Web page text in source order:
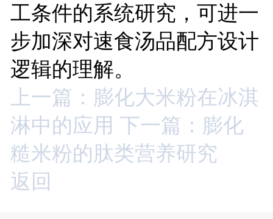
工条件的系统研究，可进一
步加深对速食汤品配方设计
逻辑的理解。
上一篇：膨化大米粉在冰淇
淋中的应用 下一篇：膨化
糙米粉的肽类营养研究
返回